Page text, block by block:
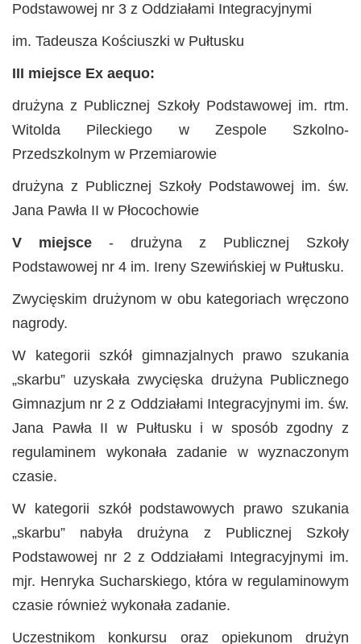
Podstawowej nr 3 z Oddziałami Integracyjnymi
im. Tadeusza Kościuszki w Pułtusku
III miejsce Ex aequo:
drużyna z Publicznej Szkoły Podstawowej im. rtm.
Witolda Pileckiego w Zespole Szkolno-
Przedszkolnym w Przemiarowie
drużyna z Publicznej Szkoły Podstawowej im. św.
Jana Pawła II w Płocochowie
V miejsce - drużyna z Publicznej Szkoły
Podstawowej nr 4 im. Ireny Szewińskiej w Pułtusku.
Zwycięskim drużynom w obu kategoriach wręczono
nagrody.
W kategorii szkół gimnazjalnych prawo szukania
„skarbu” uzyskała zwycięska drużyna Publicznego
Gimnazjum nr 2 z Oddziałami Integracyjnymi im. św.
Jana Pawła II w Pułtusku i w sposób zgodny z
regulaminem wykonała zadanie w wyznaczonym
czasie.
W kategorii szkół podstawowych prawo szukania
„skarbu” nabyła drużyna z Publicznej Szkoły
Podstawowej nr 2 z Oddziałami Integracyjnymi im.
mjr. Henryka Sucharskiego, która w regulaminowym
czasie również wykonała zadanie.
Uczestnikom konkursu oraz opiekunom drużyn